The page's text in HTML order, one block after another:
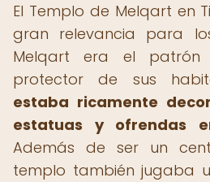
El Templo de Melqart en
gran relevancia para
Melqart era el
protector de sus
estaba ricamente
estatuas y ofrendas
Además de ser un
templo también jugaba